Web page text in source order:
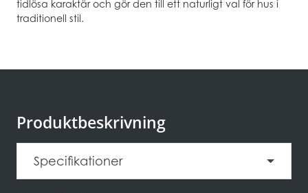
tidlösa karaktär och gör den till ett naturligt val för hus i
traditionell stil.
Produktbeskrivning
Specifikationer